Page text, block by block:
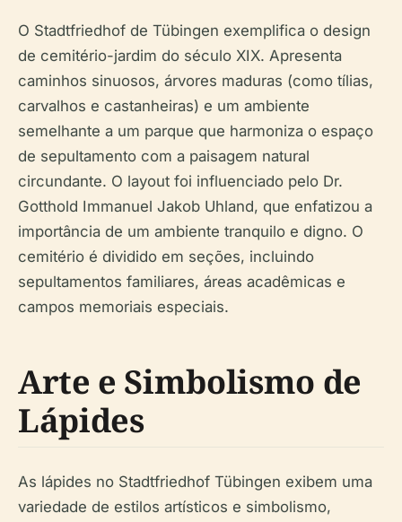
O Stadtfriedhof de Tübingen exemplifica o design
de cemitério-jardim do século XIX. Apresenta
caminhos sinuosos, árvores maduras (como tílias,
carvalhos e castanheiras) e um ambiente
semelhante a um parque que harmoniza o espaço
de sepultamento com a paisagem natural
circundante. O layout foi influenciado pelo Dr.
Gotthold Immanuel Jakob Uhland, que enfatizou a
importância de um ambiente tranquilo e digno. O
cemitério é dividido em seções, incluindo
sepultamentos familiares, áreas acadêmicas e
campos memoriais especiais.
Arte e Simbolismo de
Lápides
As lápides no Stadtfriedhof Tübingen exibem uma
variedade de estilos artísticos e simbolismo,